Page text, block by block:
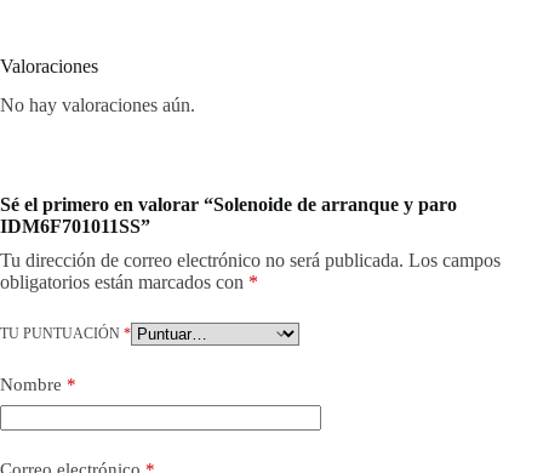
Valoraciones
No hay valoraciones aún.
Sé el primero en valorar “Solenoide de arranque y paro
IDM6F701011SS”
Tu dirección de correo electrónico no será publicada. Los campos
obligatorios están marcados con *
TU PUNTUACIÓN *
Nombre *